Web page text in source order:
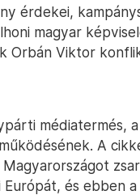
érdekei,
magyar
Orbán Viktor
médiatermés,
A
és ebben